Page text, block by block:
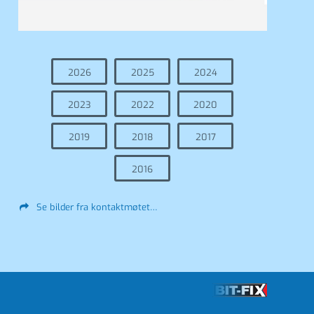
2026 2025 2024
2023 2022 2020
2019 2018 2017
2016
Se bilder fra kontaktmøtet…